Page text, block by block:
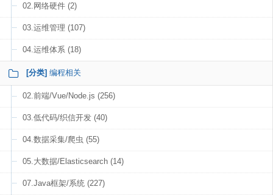
02.网络硬件 (2)
03.运维管理 (107)
04.运维体系 (18)
[分类] 编程相关
02.前端/Vue/Node.js (256)
03.低代码/织信开发 (40)
04.数据采集/爬虫 (55)
05.大数据/Elasticsearch (14)
07.Java框架/系统 (227)